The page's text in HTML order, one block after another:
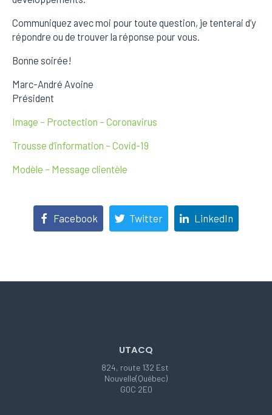
Communiquez avec moi pour toute question, je tenterai d’y
répondre ou de trouver la réponse pour vous.
Bonne soirée!
Marc-André Avoine
Président
Image – Proctection – Coronavirus
Trousse d’information – Covid-19
Modèle – Message clientèle
Facebook Twitter LinkedIn
UTACQ
824, route 132 Est
Nouvelle(Québec)
G0C 2E0